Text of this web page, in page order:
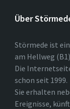
Über
Störmede ist
am Hellweg
Die
schon seit 1999.
Sie erhalten
Ereignisse,